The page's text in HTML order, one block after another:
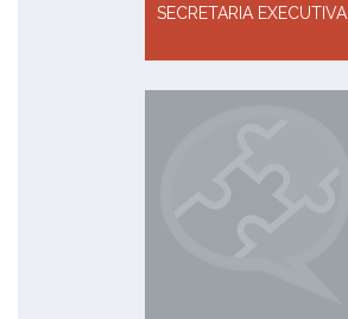
SECRETARIA EXECUTIVA